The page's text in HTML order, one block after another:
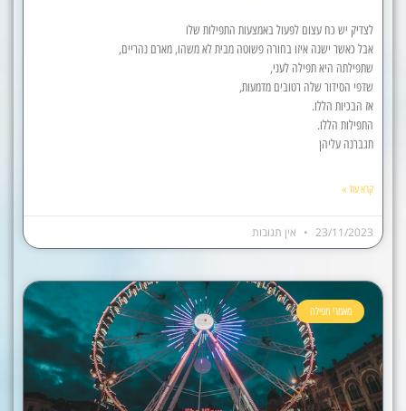
לצדיק יש כח עצום לפעול באמצעות התפילות שלו
אבל כאשר ישנה איזו בחורה פשוטה מבית לא משהו, מארם נהריים,
שתפילתה היא תפילה לעני,
שדפי הסידור שלה רטובים מדמעות,
אז הבכיות הללו.
התפילות הללו.
תגברנה עליהן
קרא עוד »
23/11/2023 אין תגובות
מאמרי תפילה